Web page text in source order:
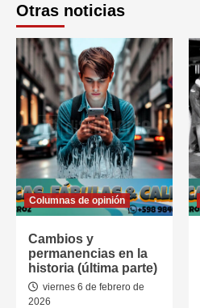
Otras noticias
Columnas de opinión
Cambios y
permanencias en la
historia (última parte)
viernes 6 de febrero de
2026